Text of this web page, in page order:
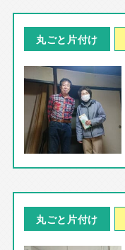
丸ごと片付け
丸ごと片付け